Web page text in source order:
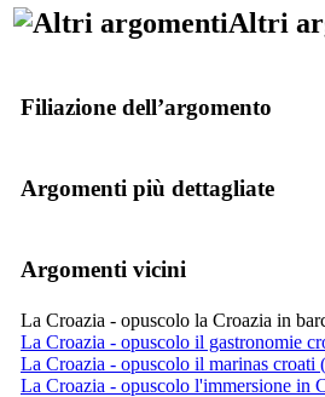
Altri
Filiazione dell’argomento
Argomenti più dettagliate
Argomenti vicini
La Croazia - opuscolo la Croazia in
La Croazia - opuscolo il gastronomie
La Croazia - opuscolo il marinas croati
La Croazia - opuscolo l'immersione in